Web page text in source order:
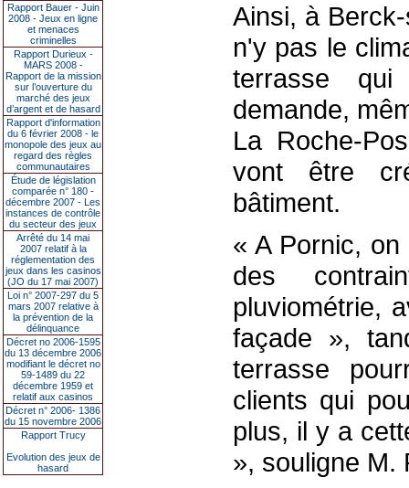
Rapport Bauer - Juin
2008 - Jeux en ligne
et menaces
criminelles
Rapport Durieux -
MARS 2008 -
Rapport de la mission
sur l’ouverture du
marché des jeux
d’argent et de hasard
Rapport d'information
du 6 février 2008 - le
monopole des jeux au
regard des règles
communautaires
Étude de législation
comparée n° 180 -
décembre 2007 - Les
instances de contrôle
du secteur des jeux
Arrêté du 14 mai
2007 relatif à la
réglementation des
jeux dans les casinos
(JO du 17 mai 2007)
Loi n° 2007-297 du 5
mars 2007 relative à
la prévention de la
délinquance
Décret no 2006-1595
du 13 décembre 2006
modifiant le décret no
59-1489 du 22
décembre 1959 et
relatif aux casinos
Décret n° 2006- 1386
du 15 novembre 2006
Rapport Trucy
Evolution des jeux de
hasard
Ainsi, à
n'y pas le
terrasse
demande,
La Roche-
vont être
bâtiment.
« A Pornic,
des
pluviométrie,
façade »,
terrasse
clients qui
plus, il y a
», souligne M.